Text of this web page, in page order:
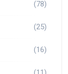
(78)
(25)
(16)